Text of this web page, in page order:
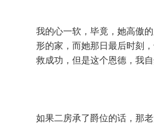
我的心一软，毕竟，她高傲
形的家，而她那日最后时刻
救成功，但是这个恩德，我自
如果二房承了爵位的话，那